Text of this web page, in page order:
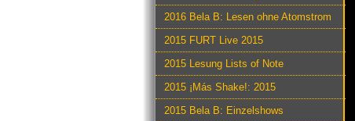
2016 Bela B: Lesen ohne Atomstrom
2015 FURT Live 2015
2015 Lesung Lists of Note
2015 ¡Más Shake!: 2015
2015 Bela B: Einzelshows